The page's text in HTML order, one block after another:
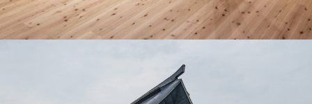
リノベーション